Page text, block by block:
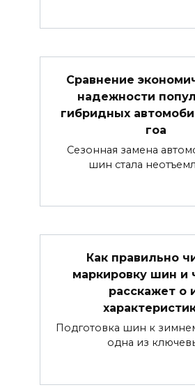
Сравнение
надежности
гибридных
гоа
Сезонная замена
шин стала
Как правильно
маркировку шин и
расскажет о
Подготовка шин к
одна из